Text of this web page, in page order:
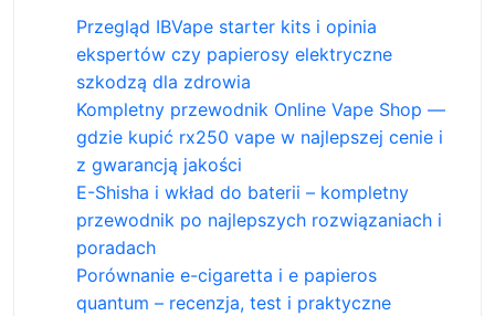
Przegląd IBVape starter kits i opinia
ekspertów czy papierosy elektryczne
szkodzą dla zdrowia
Kompletny przewodnik Online Vape Shop —
gdzie kupić rx250 vape w najlepszej cenie i
z gwarancją jakości
E-Shisha i wkład do baterii – kompletny
przewodnik po najlepszych rozwiązaniach i
poradach
Porównanie e-cigaretta i e papieros
quantum – recenzja, test i praktyczne